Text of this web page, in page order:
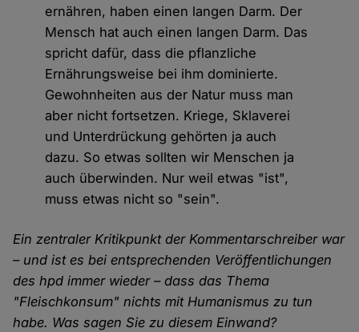
ernähren, haben einen langen Darm. Der
Mensch hat auch einen langen Darm. Das
spricht dafür, dass die pflanzliche
Ernährungsweise bei ihm dominierte.
Gewohnheiten aus der Natur muss man
aber nicht fortsetzen. Kriege, Sklaverei
und Unterdrückung gehörten ja auch
dazu. So etwas sollten wir Menschen ja
auch überwinden. Nur weil etwas "ist",
muss etwas nicht so "sein".
Ein zentraler Kritikpunkt der Kommentarschreiber war
– und ist es bei entsprechenden Veröffentlichungen
des hpd immer wieder – dass das Thema
"Fleischkonsum" nichts mit Humanismus zu tun
habe. Was sagen Sie zu diesem Einwand?